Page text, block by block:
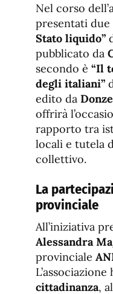
Nel corso
presentati
Stato liquido”
pubblicato da
secondo è “Il
degli italiani”
edito da
offrirà
rapporto tra
locali e tutela
collettivo.
La
provinciale
All’iniziativa
Alessandra
provinciale
cittadinanza,